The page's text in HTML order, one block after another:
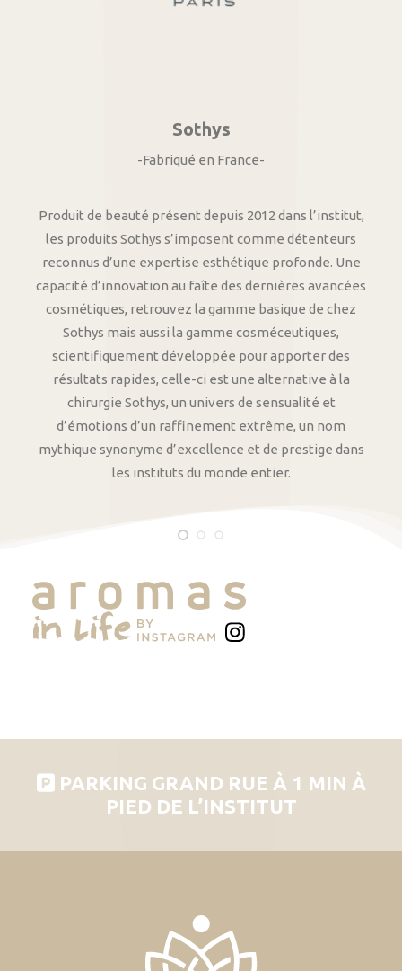
Sothys
-Fabriqué en France-
Produit de beauté présent depuis 2012 dans l’institut,
les produits Sothys s’imposent comme détenteurs
reconnus d’une expertise esthétique profonde. Une
capacité d’innovation au faîte des dernières avancées
cosmétiques, retrouvez la gamme basique de chez
Sothys mais aussi la gamme cosméceutiques,
scientifiquement développée pour apporter des
résultats rapides, celle-ci est une alternative à la
chirurgie Sothys, un univers de sensualité et
d’émotions d’un raffinement extrême, un nom
mythique synonyme d’excellence et de prestige dans
les instituts du monde entier.
PARKING GRAND RUE À 1 MIN À
PIED DE L’INSTITUT